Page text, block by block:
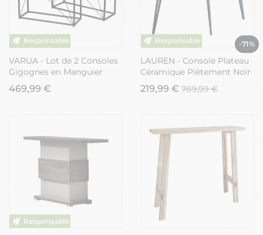
VARUA - Lot de 2 Consoles
Gigognes en Manguier
Massif
469,99 €
-71%
LAUREN - Console Plateau
Céramique Piètement Noir
219,99 € 769,99 €